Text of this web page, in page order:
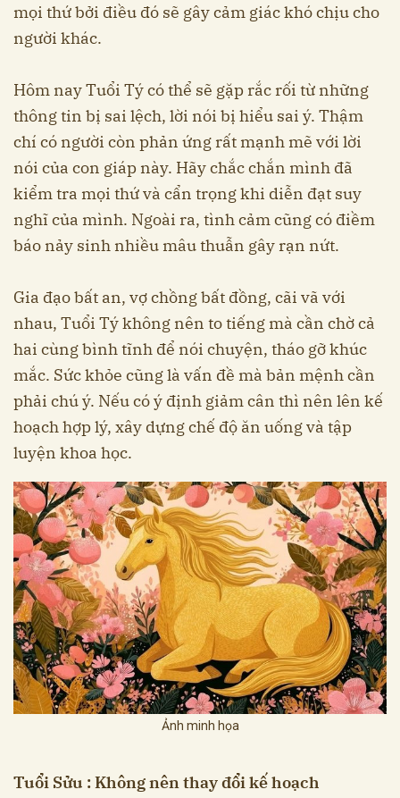
mọi thứ bởi điều đó sẽ gây cảm giác khó chịu cho
người khác.
Hôm nay Tuổi Tý có thể sẽ gặp rắc rối từ những
thông tin bị sai lệch, lời nói bị hiểu sai ý. Thậm
chí có người còn phản ứng rất mạnh mẽ với lời
nói của con giáp này. Hãy chắc chắn mình đã
kiểm tra mọi thứ và cẩn trọng khi diễn đạt suy
nghĩ của mình. Ngoài ra, tình cảm cũng có điềm
báo nảy sinh nhiều mâu thuẫn gây rạn nứt.
Gia đạo bất an, vợ chồng bất đồng, cãi vã với
nhau, Tuổi Tý không nên to tiếng mà cần chờ cả
hai cùng bình tĩnh để nói chuyện, tháo gỡ khúc
mắc. Sức khỏe cũng là vấn đề mà bản mệnh cần
phải chú ý. Nếu có ý định giảm cân thì nên lên kế
hoạch hợp lý, xây dựng chế độ ăn uống và tập
luyện khoa học.
Ảnh minh họa
Tuổi Sửu : Không nên thay đổi kế hoạch